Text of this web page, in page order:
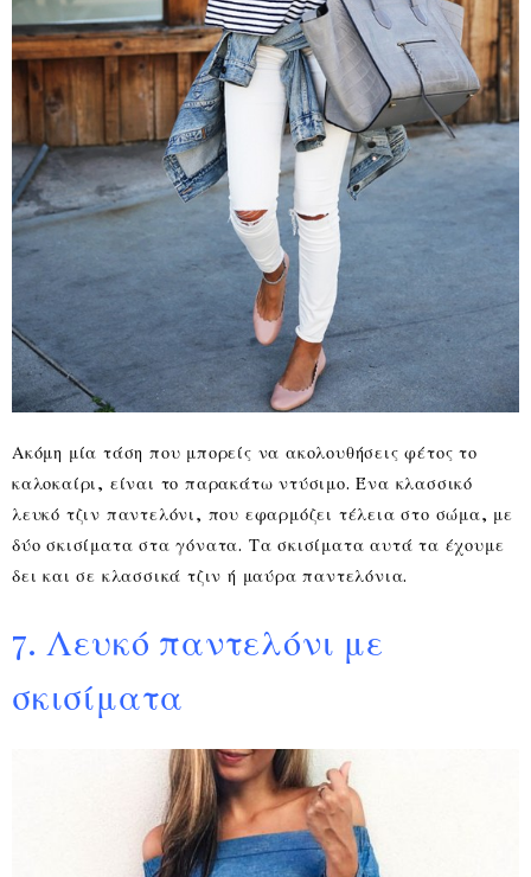
Ακόμη μία τάση που μπορείς να ακολουθήσεις φέτος το
καλοκαίρι, είναι το παρακάτω ντύσιμο. Ένα κλασσικό
λευκό τζιν παντελόνι, που εφαρμόζει τέλεια στο σώμα, με
δύο σκισίματα στα γόνατα. Τα σκισίματα αυτά τα έχουμε
δει και σε κλασσικά τζιν ή μαύρα παντελόνια.
7. Λευκό παντελόνι με
σκισίματα